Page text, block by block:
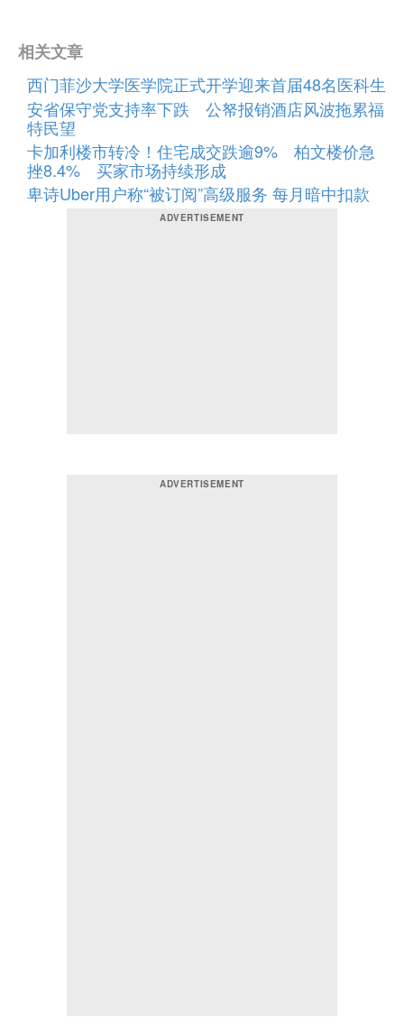
相关文章
西门菲沙大学医学院正式开学迎来首届48名医科生
安省保守党支持率下跌 公帑报销酒店风波拖累福
特民望
卡加利楼市转冷！住宅成交跌逾9% 柏文楼价急
挫8.4% 买家市场持续形成
卑诗Uber用户称“被订阅”高级服务 每月暗中扣款